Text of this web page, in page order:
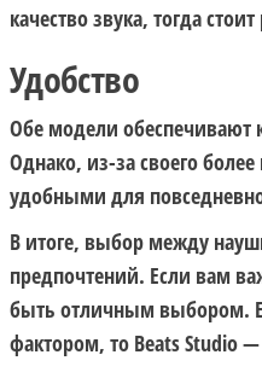
качество звука, тогда
Удобство
Обе модели
Однако, из-за своего
удобными для
В итоге, выбор между
предпочтений. Если вам
быть отличным выбором.
фактором, то Beats Studio